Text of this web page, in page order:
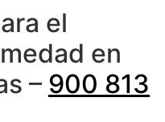
el
en
– 900 813